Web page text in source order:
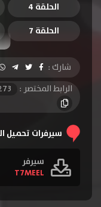
الحلقة 4
الحلقة 7
الحلقة 10
شارك :
الرابط المختصر :
سيرفرات تحميل
سيرفر
T7MEEL